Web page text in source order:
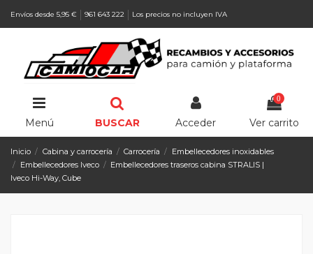
Envíos desde 5,95 € 961 643 222 Los precios no incluyen IVA
Menú BUSCAR Acceder
0
Ver carrito
Inicio Cabina y carrocería Carrocería
Embellecedores inoxidables
Embellecedores Iveco
Embellecedores traseros cabina STRALIS |
Iveco Hi-Way, Cube